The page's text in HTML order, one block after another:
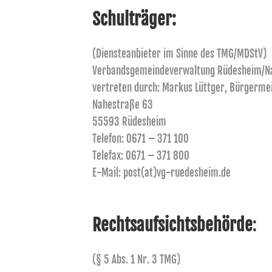
Schulträger:
(Diensteanbieter im Sinne des TMG/MDStV)
Verbandsgemeindeverwaltung Rüdesheim/
vertreten durch: Markus Lüttger,
Nahestraße 63
55593 Rüdesheim
Telefon: 0671 – 371 100
Telefax: 0671 – 371 800
E-Mail: post(at)vg-ruedesheim.de
Rechtsaufsichtsbehörde:
(§ 5 Abs. 1 Nr. 3 TMG)